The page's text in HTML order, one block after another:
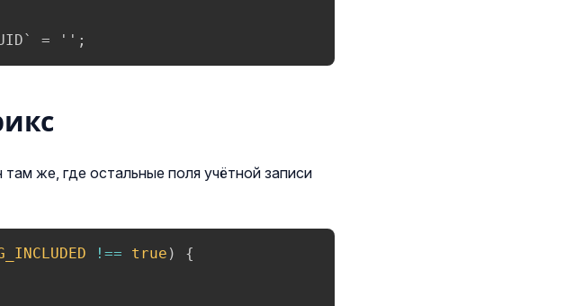
= '';
же, где остальные поля учётной записи
!== true )
{